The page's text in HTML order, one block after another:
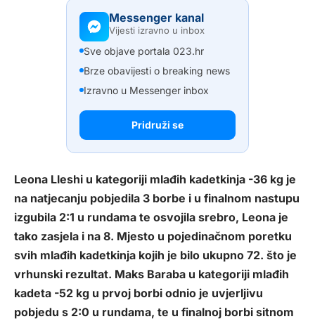
Messenger kanal
Vijesti izravno u inbox
Sve objave portala 023.hr
Brze obavijesti o breaking news
Izravno u Messenger inbox
Pridruži se
Leona Lleshi u kategoriji mlađih kadetkinja -36 kg je
na natjecanju pobjedila 3 borbe i u finalnom nastupu
izgubila 2:1 u rundama te osvojila srebro, Leona je
tako zasjela i na 8. Mjesto u pojedinačnom poretku
svih mlađih kadetkinja kojih je bilo ukupno 72. što je
vrhunski rezultat. Maks Baraba u kategoriji mlađih
kadeta -52 kg u prvoj borbi odnio je uvjerljivu
pobjedu s 2:0 u rundama, te u finalnoj borbi sitnom